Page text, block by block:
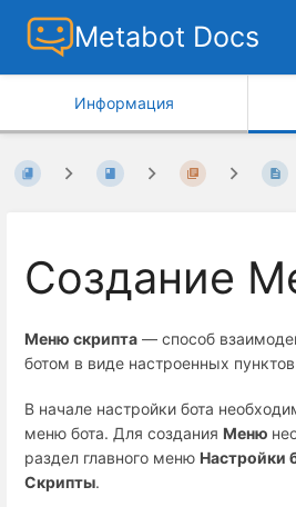
Metabot Docs
Информация
Создание
Меню скрипта — способ
ботом в виде настроенных
В начале настройки бота
меню бота. Для создания Меню
раздел главного меню Настройки
Скрипты.